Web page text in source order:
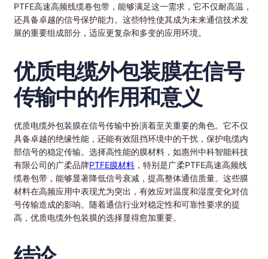
PTFE高速高频线缆卷包带，能够满足这一需求，它不仅耐高温，
还具备卓越的信号保护能力。这些特性使其成为未来通信技术发
展的重要组成部分，适应更复杂和多变的应用环境。
优质电缆外包装膜在信号
传输中的作用和意义
优质电缆外包装膜在信号传输中扮演着至关重要的角色。它不仅
具备卓越的绝缘性能，还能有效阻挡环境中的干扰，保护电缆内
部信号的稳定传输。选择高性能的膜材料，如惠州中科智能科技
有限公司的广柔品牌PTFE膜材料 ，特别是广柔PTFE高速高频线
缆卷包带，能够显著降低信号衰减，提高整体通信质量。这些膜
材料在高频应用中表现尤为突出，有效应对温度和湿度变化对信
号传输造成的影响。随着通信行业对稳定性和可靠性要求的提
高，优质电缆外包装膜的选择显得愈加重要。